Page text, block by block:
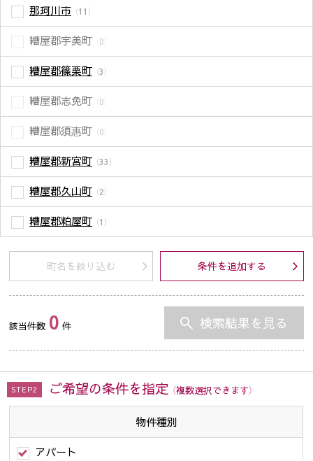
那珂川市 （11）
糟屋郡宇美町 （0）
糟屋郡篠栗町 （3）
糟屋郡志免町 （0）
糟屋郡須惠町 （0）
糟屋郡新宮町 （33）
糟屋郡久山町 （2）
糟屋郡粕屋町 （1）
町名を絞り込む 条件を追加する
該当件数 0 件 検索結果を見る
STEP2 ご希望の条件を指定 （複数選択できます）
物件種別
アパート